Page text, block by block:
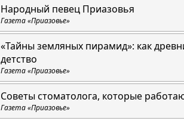
Народный певец Приазовья
Газета «Приазовье»
«Тайны земляных пирамид»: как
детство
Газета «Приазовье»
Советы стоматолога, которые
Газета «Приазовье»